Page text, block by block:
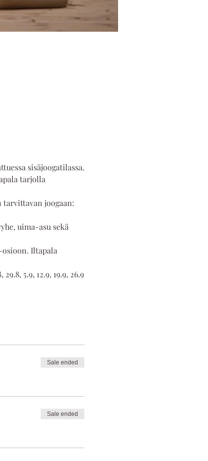
sisäjoogatilassa.
tarjolla
tarvittavan joogaan:
uima-asu sekä
Iltapala
5.9, 12.9, 19.9, 26.9
Sale ended
Sale ended